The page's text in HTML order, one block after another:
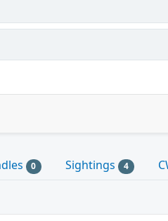
0 Sightings 4